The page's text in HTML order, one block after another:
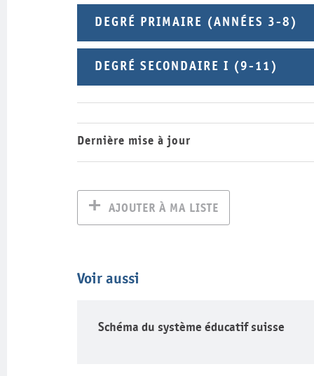
DEGRÉ PRIMAIRE (ANNÉES 3-8)
DEGRÉ SECONDAIRE I (9-11)
Dernière mise à jour
AJOUTER À MA LISTE
Voir aussi
Schéma du système éducatif suisse